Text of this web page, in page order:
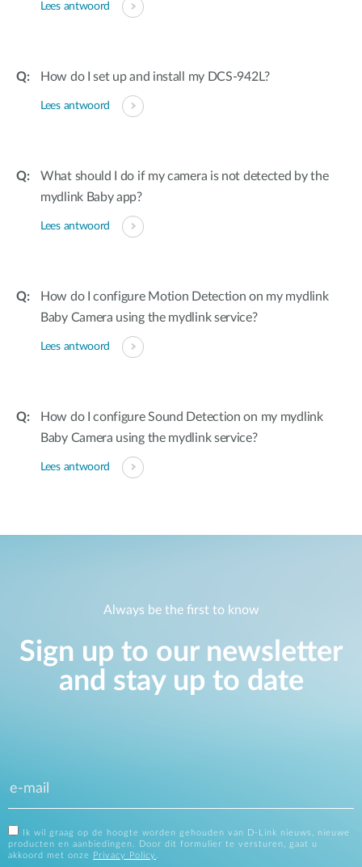
Lees antwoord
How do I set up and install my DCS-942L?
Lees antwoord
What should I do if my camera is not detected by the
mydlink Baby app?
Lees antwoord
How do I configure Motion Detection on my mydlink
Baby Camera using the mydlink service?
Lees antwoord
How do I configure Sound Detection on my mydlink
Baby Camera using the mydlink service?
Lees antwoord
Always be the first to know
Sign up to our newsletter
and stay up to date
Ik wil graag op de hoogte worden gehouden van D-Link nieuws, nieuwe
producten en aanbiedingen. Door dit formulier te versturen, gaat u
akkoord met onze
Privacy Policy .